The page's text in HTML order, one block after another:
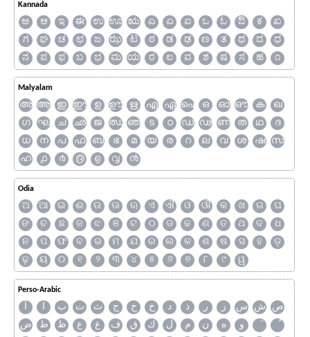
Kannada
ಅ ಆ ಇ ಈ ಉ ಊ ಋ ಎ ಏ ಐ ಒ ಓ ಔ ಕ
ಖ
ಗ
ಘ ಚ ಛ ಜ ಝ ಟ ಠ ಡ ಢ ಣ ತ ಥ ದ
ಧ
ನ
ಪ ಫ ಬ ಭ ಮ ಯ ರ ಲ ವ ಶ ಷ ಸ ಹ ೧
Malyalam
അ ആ ഇ ഈ ഉ ഊ ഋ എ ഏ ഐ ഒ ഓ ഔ ക
ഖ
ഗ
ഘ ച ഛ ജ ഝ ഞ ട ഠ ഡ ഢ ണ ത ഥ
ദ
ധ
ന പ ഫ ബ ഭ മ യ ര റ ല വ ശ ഷ
സ
ഹ
൧ ൪ ൫ ൭ ൮ ൯
Odia
ଅ ଆ ଇ ଈ ଉ ଊ ଋ ଏ ଐ ଓ ଔ କ ଖ ଗ
ଘ
ଙ
ଚ ଛ ଜ ଝ ଞ ଟ ଠ ଡ ଢ ଣ ତ ଥ ଦ
ଧ
ନ
ପ ଫ ବ ଭ ମ ଯ ର ଲ ଳ ଶ ଷ ସ ହ
ଡ଼
ଢ଼
ୟ ୦ ୧ ୨ ୩ ୪ ୫ ୬ ୭ ୮ ୯ ୱ
Perso-Arabic
آ ا ب ت ث ج ح خ د ذ ر ز س ش ص
ض
ط ظ ع غ ف ق ك ل م ن ه
و